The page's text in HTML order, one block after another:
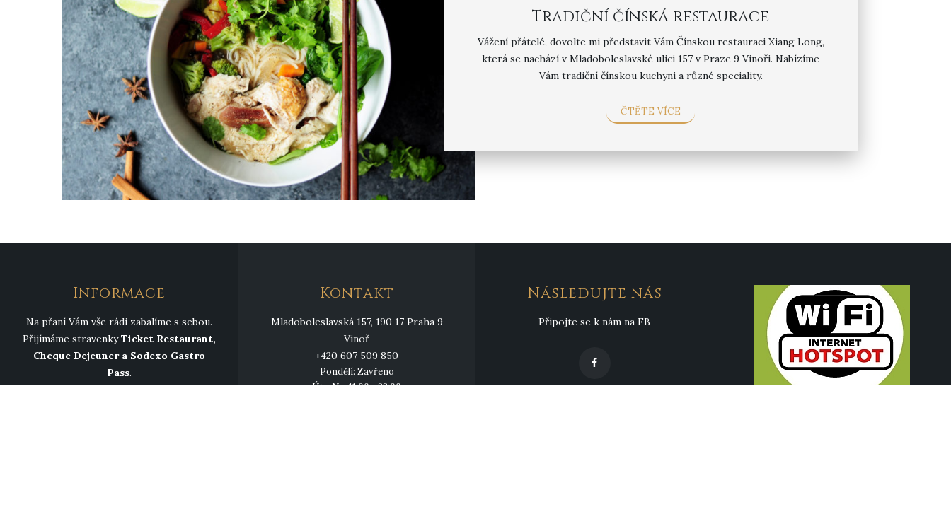
Tradiční čínská restaurace
Vážení přátelé, dovolte mi představit Vám Čínskou restauraci Xiang Long,
která se nachází v Mladoboleslavské ulici 157 v Praze 9 Vinoři. Nabízíme
Vám tradiční čínskou kuchyni a různé speciality.
ČTĚTE VÍCE
Informace
Na přaní Vám vše rádi zabalíme s sebou.
Přijímáme stravenkyTicket Restaurant,
Cheque Dejeuner a Sodexo Gastro
Pass.
Kontakt
Mladoboleslavská 157, 190 17 Praha 9
Vinoř
+420 607 509 850
Pondělí: Zavřeno
Út - Ne: 11:00 - 23:00
Následujte nás
Připojte se k nám na FB